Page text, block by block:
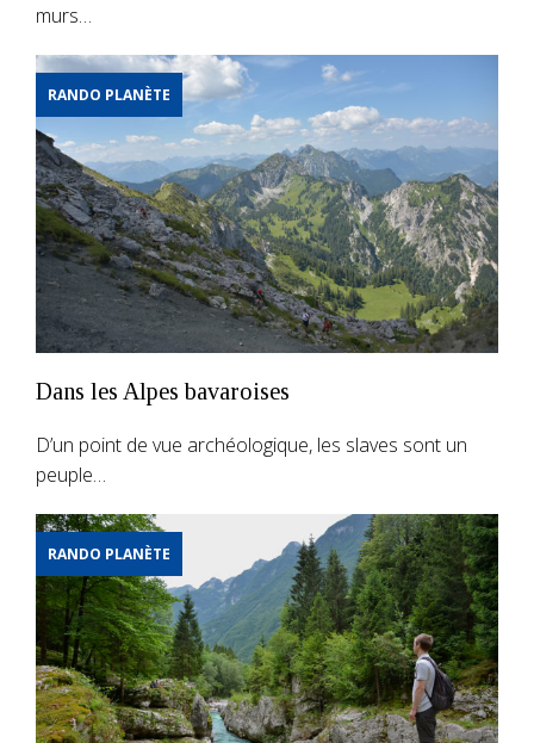
murs…
RANDO PLANÈTE
Dans les Alpes bavaroises
D’un point de vue archéologique, les slaves sont un
peuple…
RANDO PLANÈTE